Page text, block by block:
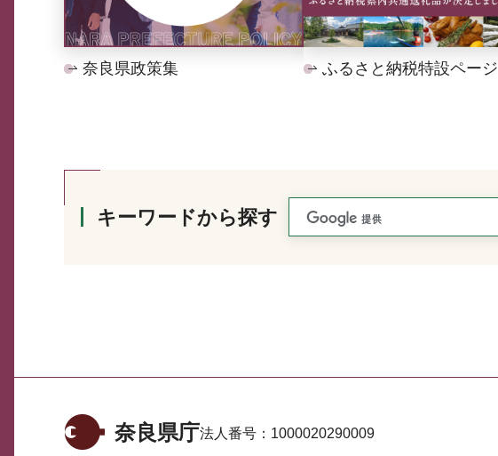
奈良県政策集 ふるさと納税特設ページ
キーワードから探す
奈良県庁法人番号： 1000020290009